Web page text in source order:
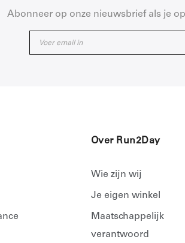
Abonneer op onze nieuwsbrief als je
Over Run2Day
Wie zijn wij
Je eigen winkel
Maatschappelijk
verantwoord